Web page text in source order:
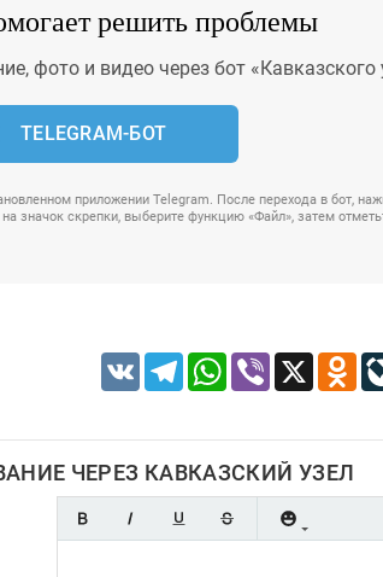
решить проблемы
фото и видео через бот «Кавказского
TELEGRAM-БОТ
приложении Telegram. После перехода в бот,
значок скрепки, выберите функцию «Файл», затем
VK TelegramWhatsApp
Viber X
ЧЕРЕЗ КАВКАЗСКИЙ УЗЕЛ